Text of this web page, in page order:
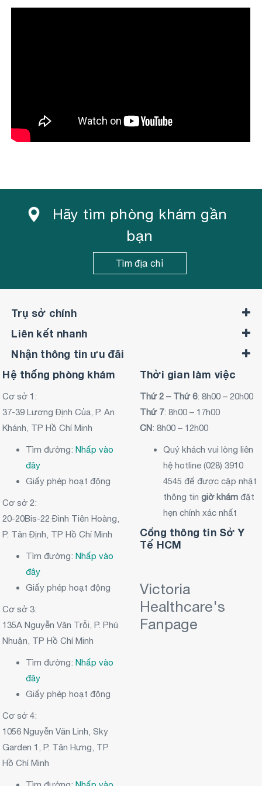
Xem thêm
Hãy tìm phòng khám gần
bạn
Tìm địa chỉ
Trụ sở chính
Liên kết nhanh
Nhận thông tin ưu đãi
Hệ thống phòng khám
Cơ sở 1:
37-39 Lương Định Của, P. An
Khánh, TP Hồ Chí Minh
Tìm đường:Nhấp vào
đây
Giấy phép hoạt động
Cơ sở 2:
20-20Bis-22 Đinh Tiên Hoàng,
P. Tân Định, TP Hồ Chí Minh
Tìm đường:Nhấp vào
đây
Giấy phép hoạt động
Cơ sở 3:
135A Nguyễn Văn Trỗi, P. Phú
Nhuận, TP Hồ Chí Minh
Tìm đường:Nhấp vào
đây
Giấy phép hoạt động
Cơ sở 4:
1056 Nguyễn Văn Linh, Sky
Garden 1, P. Tân Hưng, TP
Hồ Chí Minh
Thời gian làm việc
Thứ 2 – Thứ 6: 8h00 – 20h00
Thứ 7: 8h00 – 17h00
CN: 8h00 – 12h00
Quý khách vui lòng liên
hệ hotline (028) 3910
4545 để được cập nhật
thông tin giờ khám đặt
hẹn chính xác nhất
Cổng thông tin Sở Y
Tế HCM
Victoria
Healthcare's
Fanpage